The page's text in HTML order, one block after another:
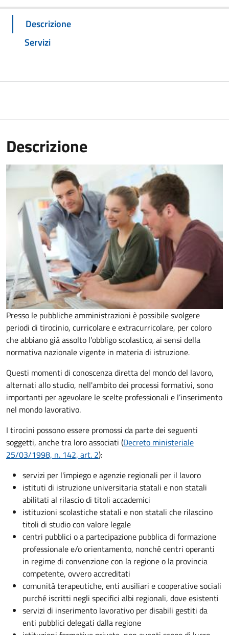
Descrizione
Servizi
Descrizione
Presso le pubbliche amministrazioni è possibile svolgere
periodi di tirocinio, curricolare e extracurricolare, per coloro
che abbiano già assolto l’obbligo scolastico,ai sensi della
normativa nazionale vigente in materia di istruzione.
Questi momenti di conoscenza diretta del mondo del lavoro,
alternati allo studio, nell'ambito dei processi formativi, sono
importanti per agevolare le scelte professionali e l’inserimento
nel mondo lavorativo.
I tirocini possono essere promossi da parte dei seguenti
soggetti, anche tra loro associati (Decreto ministeriale
25/03/1998, n. 142, art. 2):
servizi per l'impiego e agenzie regionali per il lavoro
istituti di istruzione universitaria statali e non statali
abilitati al rilascio di titoli accademici
istituzioni scolastiche statali e non statali che rilascino
titoli di studio con valore legale
centri pubblici o a partecipazione pubblica di formazione
professionale e/o orientamento, nonché centri operanti
in regime di convenzione con la regione o la provincia
competente, ovvero accreditati
comunità terapeutiche, enti ausiliari e cooperative sociali
purché iscritti negli specifici albi regionali, dove esistenti
servizi di inserimento lavorativo per disabili gestiti da
enti pubblici delegati dalla regione